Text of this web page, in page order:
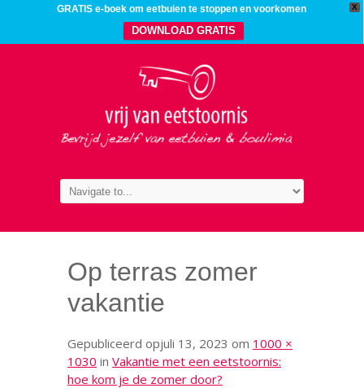
X
GRATIS e-boek om eetbuien te stoppen en voorkomen
DOWNLOAD GRATIS
Op terras zomer
vakantie
Gepubliceerd opjuli 13, 2023 om 1000 ×
1030 in Vakantie met een eetstoornis:
hoe kom je de zomer door?